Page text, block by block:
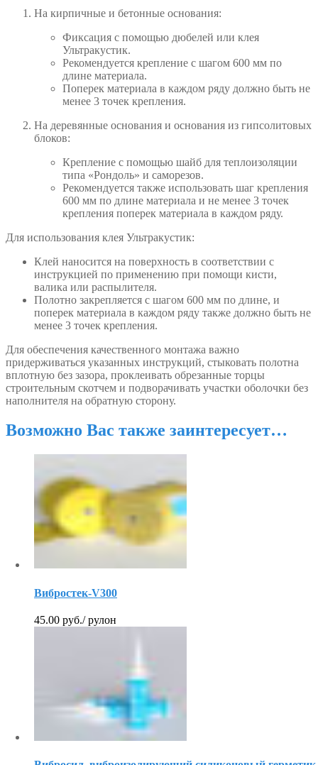
На кирпичные и бетонные основания:
Фиксация с помощью дюбелей или клея
Ультракустик.
Рекомендуется крепление с шагом 600 мм по
длине материала.
Поперек материала в каждом ряду должно быть не
менее 3 точек крепления.
На деревянные основания и основания из гипсолитовых
блоков:
Крепление с помощью шайб для теплоизоляции
типа «Рондоль» и саморезов.
Рекомендуется также использовать шаг крепления
600 мм по длине материала и не менее 3 точек
крепления поперек материала в каждом ряду.
Для использования клея Ультракустик:
Клей наносится на поверхность в соответствии с
инструкцией по применению при помощи кисти,
валика или распылителя.
Полотно закрепляется с шагом 600 мм по длине, и
поперек материала в каждом ряду также должно быть не
менее 3 точек крепления.
Для обеспечения качественного монтажа важно
придерживаться указанных инструкций, стыковать полотна
вплотную без зазора, проклеивать обрезанные торцы
строительным скотчем и подворачивать участки оболочки без
наполнителя на обратную сторону.
Возможно Вас также заинтересует…
Вибростек-V300
45.00 руб./ рулон